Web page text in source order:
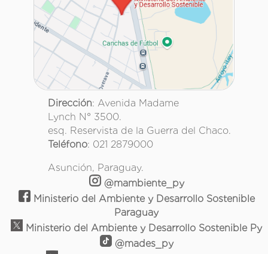
Dirección: Avenida Madame
Lynch N° 3500.
esq. Reservista de la Guerra del Chaco.
Teléfono: 021 2879000
Asunción, Paraguay.
@mambiente_py
Ministerio del Ambiente y Desarrollo Sostenible
Paraguay
Ministerio del Ambiente y Desarrollo Sostenible Py
@mades_py